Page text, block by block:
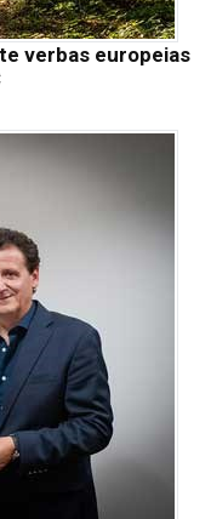
verbas europeias